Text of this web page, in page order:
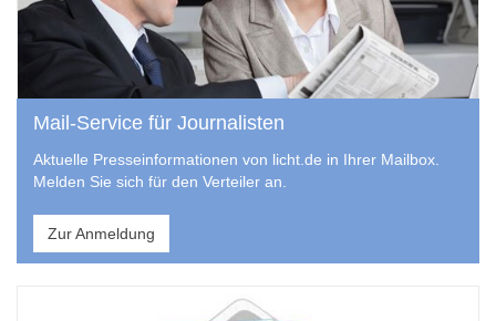
Mail-Service für Journalisten
Aktuelle Presseinformationen von licht.de in Ihrer Mailbox.
Melden Sie sich für den Verteiler an.
Zur Anmeldung